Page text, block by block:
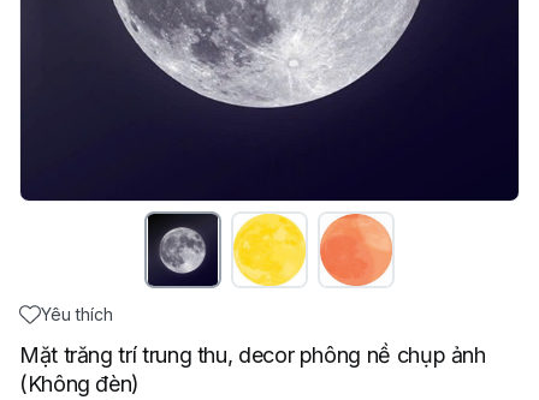
Yêu thích
Mặt trăng trí trung thu, decor phông nề chụp ảnh
(Không đèn)